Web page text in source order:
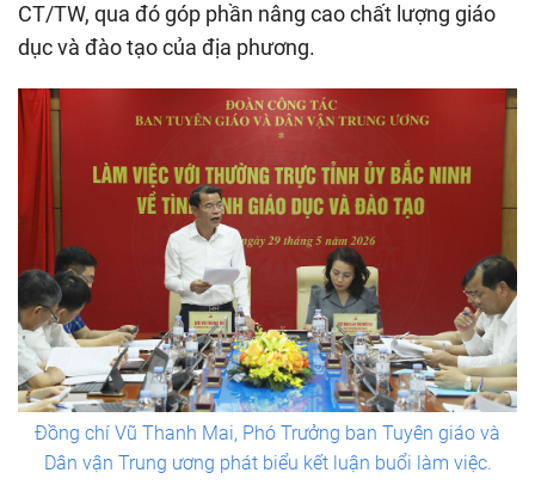
CT/TW, qua đó góp phần nâng cao chất lượng giáo
dục và đào tạo của địa phương.
Đồng chí Vũ Thanh Mai, Phó Trưởng ban Tuyên giáo và
Dân vận Trung ương phát biểu kết luận buổi làm việc.